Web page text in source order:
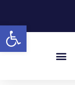
פתח